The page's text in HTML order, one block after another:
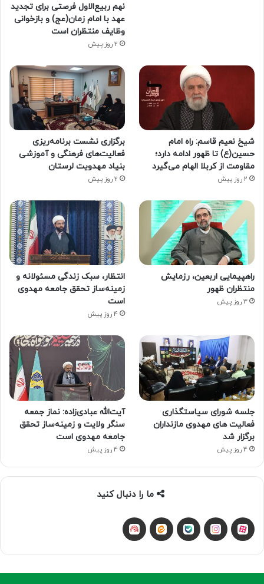
نهم ربیع‌الاول فرصتی برای تجدید
عهد با امام زمان(عج) و بازخوانی
وظایف منتظران است
2 روز پیش
شیخ نعیم قاسم: راه امام
حسین(ع) تا ظهور ادامه دارد؛
مقاومت از کربلا الهام می‌گیرد
2 روز پیش
برگزاری نشست برنامه‌ریزی
فعالیت‌های فرهنگی و آموزشی
بنیاد مهدویت لرستان
2 روز پیش
راهپیمایی اربعین، رزمایش
منتظران ظهور
3 روز پیش
انتظار، سبک زندگی مسئولانه و
زمینه‌ساز تحقق جامعه مهدوی
است
4 روز پیش
جلسه شورای سیاستگذاری
فعالیت های مهدوی مازنداران
برگزار شد
4 روز پیش
آیت‌الله عبادی‌زاده: نماز جمعه
سنگر ولایت و زمینه‌ساز تحقق
جامعه مهدوی است
4 روز پیش
ما را دنبال کنید
آپاراتاینستاگرام
بله ایتا شنوتو